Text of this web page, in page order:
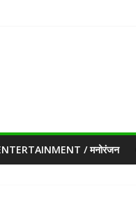
/ मनोरंजन